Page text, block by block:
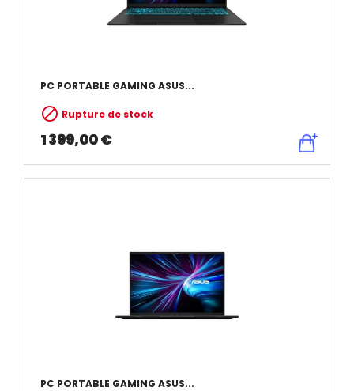
PC PORTABLE GAMING ASUS...
 Rupture de stock
1 399,00 €
PC PORTABLE GAMING ASUS...